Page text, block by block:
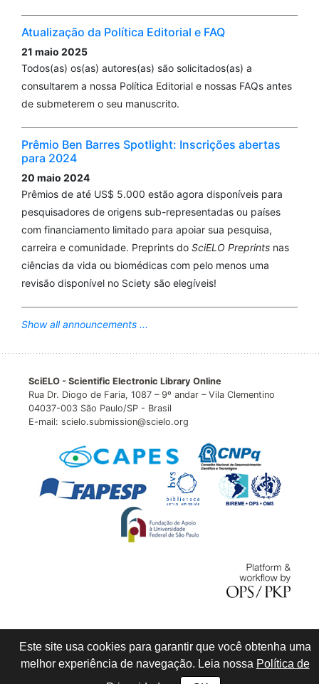
Atualização da Política Editorial e FAQ
21 maio 2025
Todos(as) os(as) autores(as) são solicitados(as) a
consultarem a nossa Política Editorial e nossas FAQs antes
de submeterem o seu manuscrito.
Prêmio Ben Barres Spotlight: Inscrições abertas
para 2024
20 maio 2024
Prêmios de até US$ 5.000 estão agora disponíveis para
pesquisadores de origens sub-representadas ou países
com financiamento limitado para apoiar sua pesquisa,
carreira e comunidade. Preprints do SciELO Preprints nas
ciências da vida ou biomédicas com pelo menos uma
revisão disponível no Sciety são elegíveis!
Show all announcements ...
SciELO - Scientific Electronic Library Online
Rua Dr. Diogo de Faria, 1087 – 9º andar – Vila Clementino
04037-003 São Paulo/SP - Brasil
E-mail: scielo.submission@scielo.org
Este site usa cookies para garantir que você obtenha uma
melhor experiência de navegação. Leia nossa Política de